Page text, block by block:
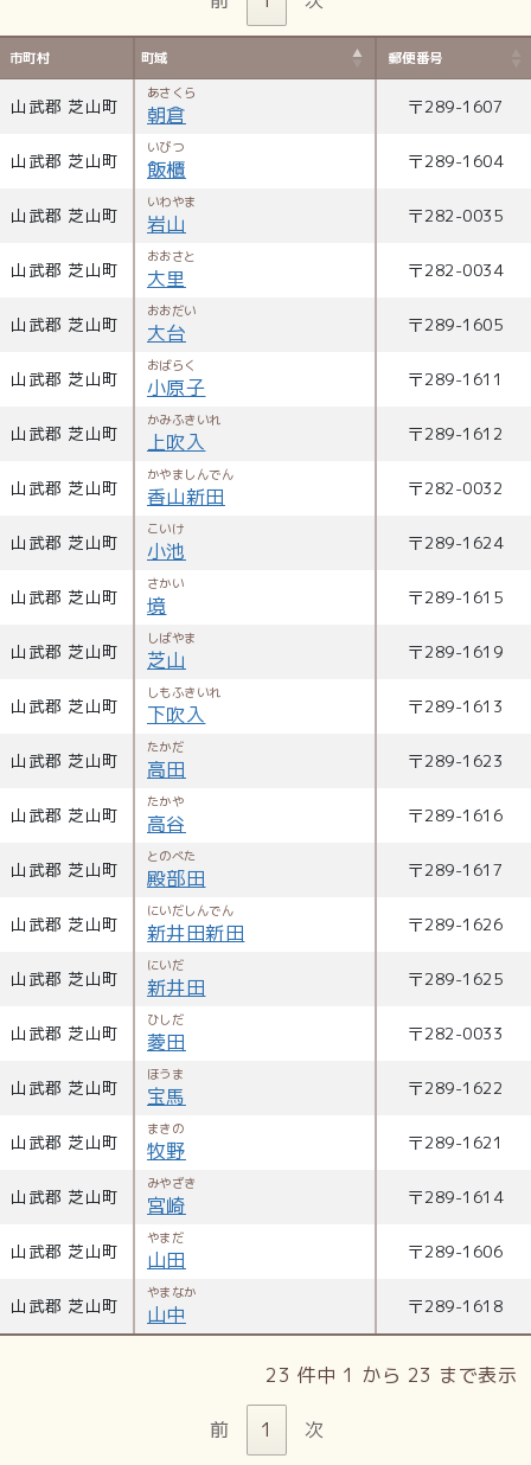
市町村 町域 郵便番号
山武郡 芝山町
あさくら
朝倉 〒289-1607
山武郡 芝山町
いびつ
飯櫃 〒289-1604
山武郡 芝山町
いわやま
岩山 〒282-0035
山武郡 芝山町
おおさと
大里 〒282-0034
山武郡 芝山町
おおだい
大台 〒289-1605
山武郡 芝山町
おばらく
小原子 〒289-1611
山武郡 芝山町
かみふきいれ
上吹入 〒289-1612
山武郡 芝山町
かやましんでん
香山新田 〒282-0032
山武郡 芝山町
こいけ
小池 〒289-1624
山武郡 芝山町
さかい
境 〒289-1615
山武郡 芝山町
しばやま
芝山 〒289-1619
山武郡 芝山町
しもふきいれ
下吹入 〒289-1613
山武郡 芝山町
たかだ
高田 〒289-1623
山武郡 芝山町
たかや
高谷 〒289-1616
山武郡 芝山町
とのべた
殿部田 〒289-1617
山武郡 芝山町
にいだしんでん
新井田新田 〒289-1626
山武郡 芝山町
にいだ
新井田 〒289-1625
山武郡 芝山町
ひしだ
菱田 〒282-0033
山武郡 芝山町
ほうま
宝馬 〒289-1622
山武郡 芝山町
まきの
牧野 〒289-1621
山武郡 芝山町
みやざき
宮崎 〒289-1614
山武郡 芝山町
やまだ
山田 〒289-1606
山武郡 芝山町
やまなか
山中 〒289-1618
23 件中 1 から 23 まで表示
前 1 次